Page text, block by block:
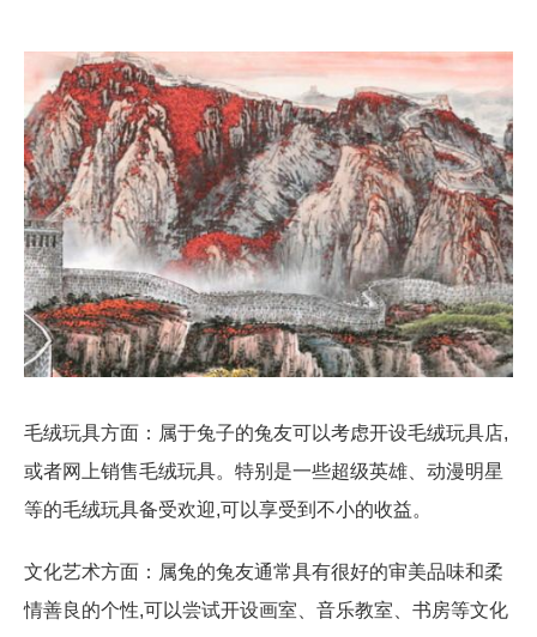
毛绒玩具方面：属于兔子的兔友可以考虑开设毛绒玩具店,
或者网上销售毛绒玩具。特别是一些超级英雄、动漫明星
等的毛绒玩具备受欢迎,可以享受到不小的收益。
文化艺术方面：属兔的兔友通常具有很好的审美品味和柔
情善良的个性,可以尝试开设画室、音乐教室、书房等文化